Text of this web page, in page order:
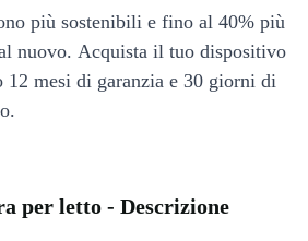
più sostenibili e fino al 40% più
nuovo. Acquista il tuo dispositivo
12 mesi di garanzia e 30 giorni di
per letto - Descrizione